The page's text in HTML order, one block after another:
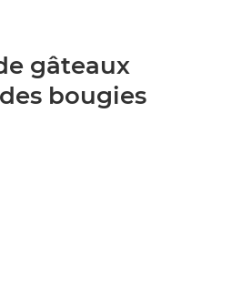
gâteaux
bougies